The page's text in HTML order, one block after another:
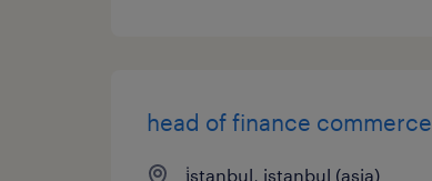
head of finance commerce
i̇stanbul, istanbul (asia)